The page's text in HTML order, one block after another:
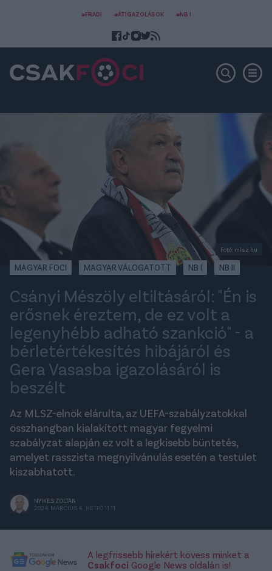
#FRADI #ÁTIGAZOLÁSOK #NB I
Fotó: mlsz.hu
MAGYAR FOCI MAGYAR VÁLOGATOTT NB I NB II
Csányi Mészöly eltiltásáról: "Én is
erősnek éreztem, de ez volt a
legenyhébb adható szankció" - a
bérletértékesítés hibájáról és
Gera Vasasba igazolásáról is
beszélt
Az MLSZ-elnök elárulta, az UEFA-szabályzatokkal
összhangban kialakított magyar fegyelmi
szabályzat alapján ez volt a legkisebb büntetés,
amelyet rasszista megnyilvánulás esetén a testület
kiszabhatott.
NYIKES ZOLTÁN
2024. MÁRCIUS 4., HÉTFŐ 11:11
A legfrissebb hírekért kövess minket a
Csakfoci Google News oldalán is!